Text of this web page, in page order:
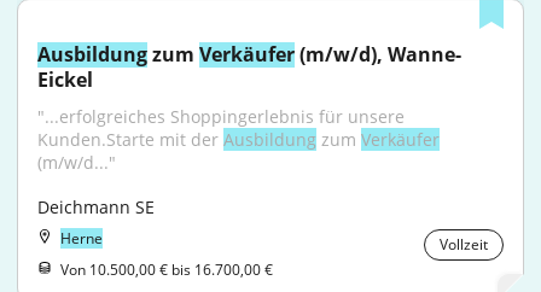
Ausbildung zum Verkäufer (m/w/d), Wanne-
Eickel
"...erfolgreiches Shoppingerlebnis für unsere
Kunden.Starte mit der Ausbildung zum Verkäufer
(m/w/d..."
Deichmann SE
Herne
Vollzeit
Von 10.500,00 € bis 16.700,00 €